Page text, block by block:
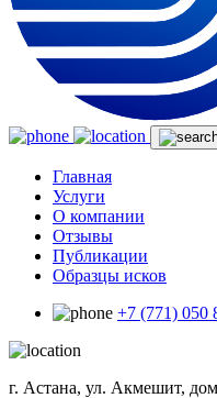
Главная
Услуги
О компании
Отзывы
Публикации
Образцы исков
+7 (771) 050
г. Астана, ул. Акмешит,